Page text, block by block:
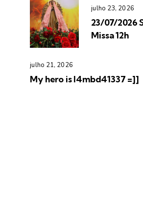
julho 23, 2026
23/07/2026
Missa 12h
julho 21, 2026
My hero is l4mbd41337 =]]